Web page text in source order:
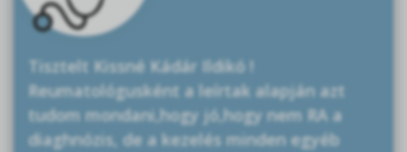
Tisztelt Kissné Kádár Ildikó !
Reumatológusként a leírtak alapján azt
tudom mondani,hogy jó,hogy nem RA a
diaghnózis, de a kezelés minden egyéb